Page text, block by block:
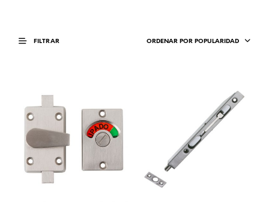
FILTRAR ORDENAR POR POPULARIDAD